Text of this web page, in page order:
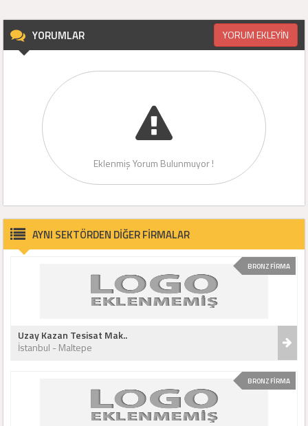
YORUMLAR YORUM EKLEYİN
Eklenmiş Yorum Bulunmuyor !
AYNI SEKTÖRDEN DİĞER FİRMALAR
BRONZ FİRMA
Uzay Kazan Tesisat Mak..
İstanbul - Maltepe
BRONZ FİRMA